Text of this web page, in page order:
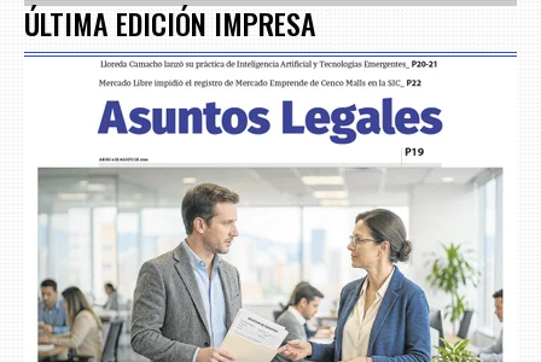
ÚLTIMA EDICIÓN IMPRESA